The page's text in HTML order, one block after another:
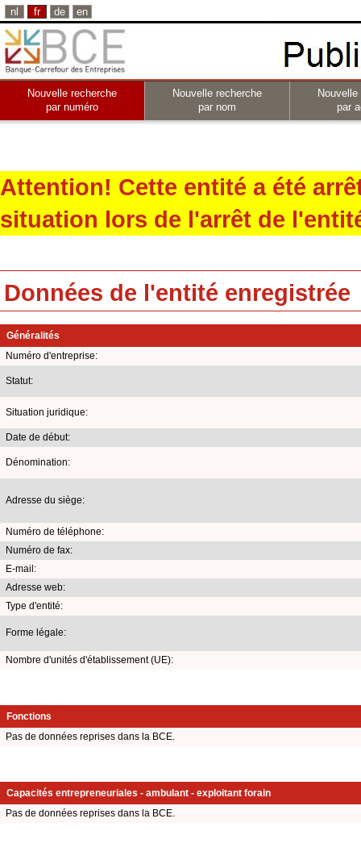
nl fr de en
Nouvelle recherche
par numéro
Nouvelle recherche
par nom
par
Attention! Cette entité a été
situation lors de l'arrêt de
Données de l'entité enregistrée
Généralités
Numéro d'entreprise:
Statut:
Situation juridique:
Date de début:
Dénomination:
Adresse du siège:
Numéro de téléphone:
Numéro de fax:
E-mail:
Adresse web:
Type d'entité:
Forme légale:
Nombre d'unités d'établissement (UE):
Fonctions
Pas de données reprises dans la BCE.
Capacités entrepreneuriales - ambulant - exploitant forain
Pas de données reprises dans la BCE.